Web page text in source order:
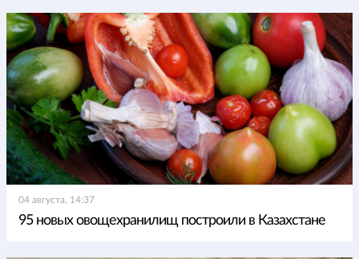
04 августа, 14:37
95 новых овощехранилищ построили в Казахстане